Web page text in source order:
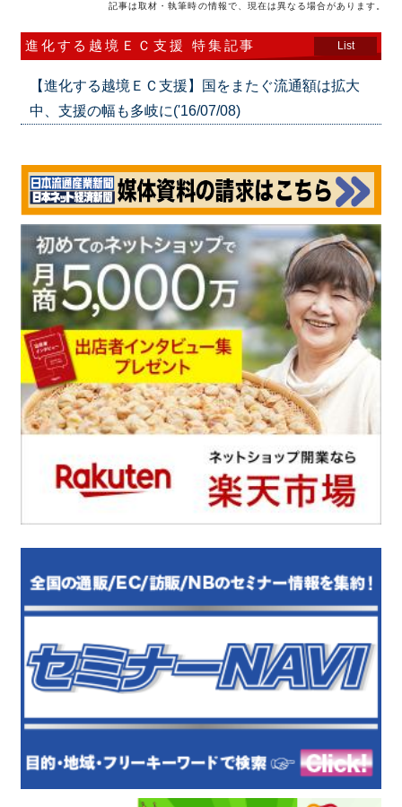
記事は取材・執筆時の情報で、現在は異なる場合があります。
進化する越境ＥＣ支援 特集記事 List
【進化する越境ＥＣ支援】国をまたぐ流通額は拡大
中、支援の幅も多岐に('16/07/08)